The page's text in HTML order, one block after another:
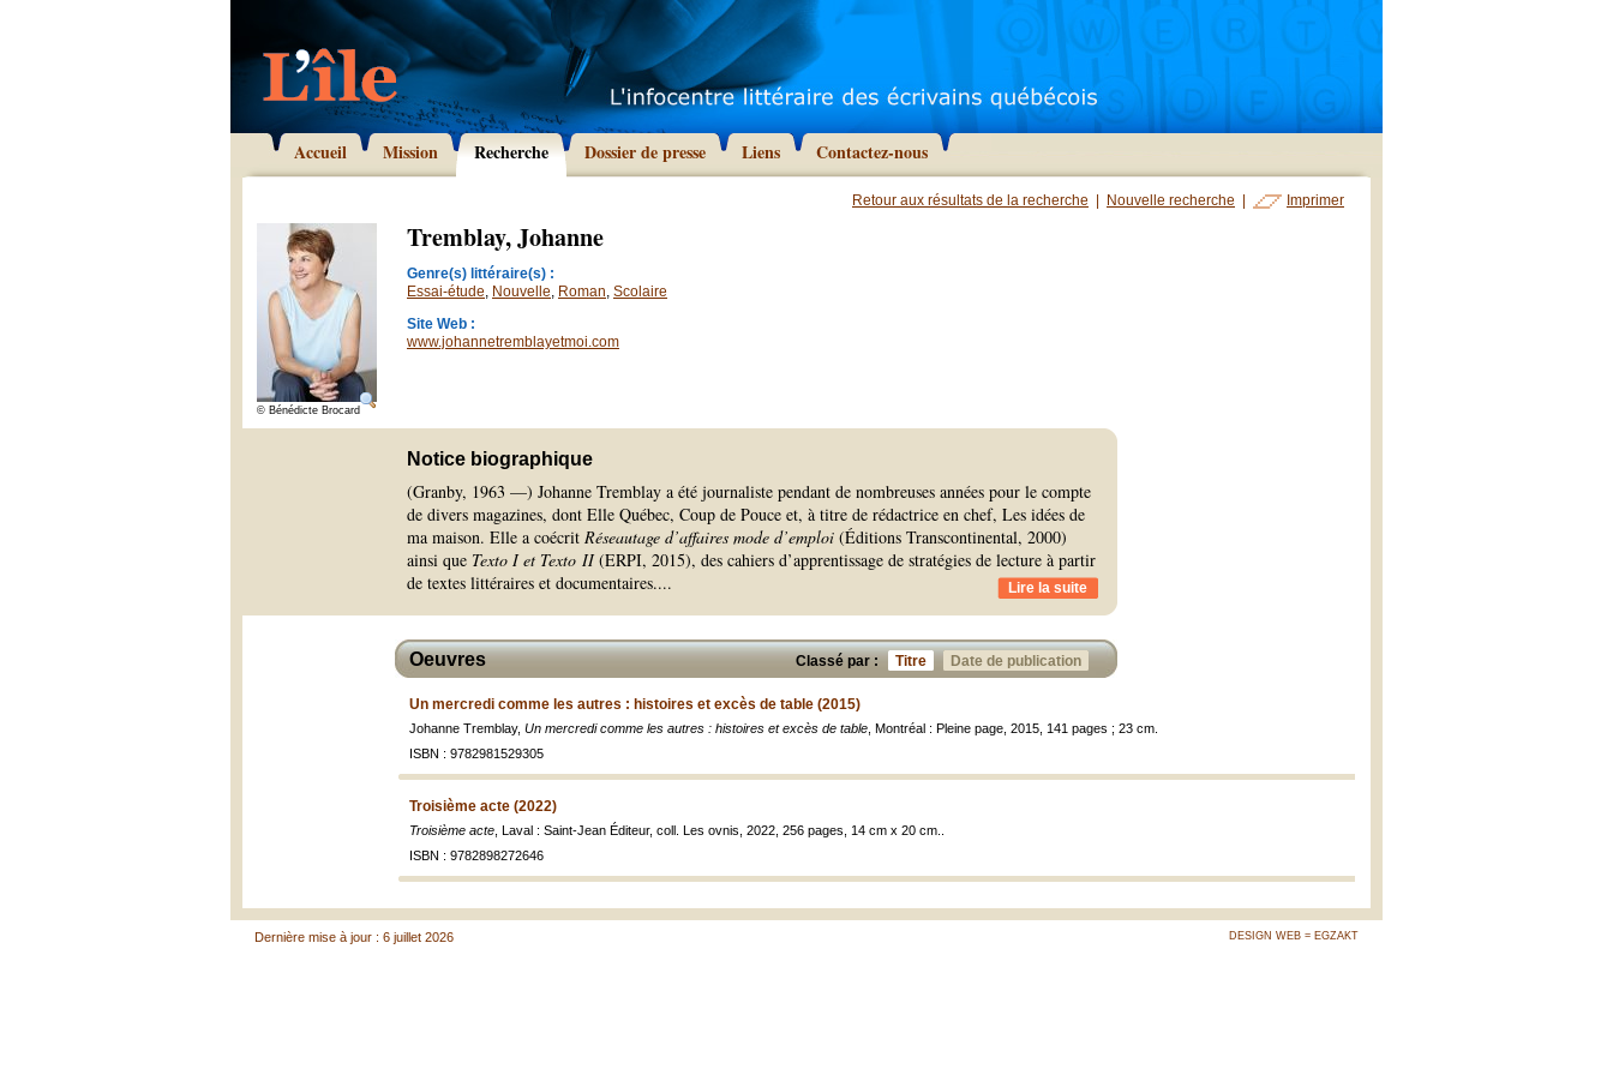
Accueil Mission Recherche Dossier de presse Liens Contactez-nous
Retour aux résultats de la recherche Nouvelle recherche Imprimer
© Bénédicte Brocard
Tremblay, Johanne
Genre(s) littéraire(s) :
Essai-étude, Nouvelle, Roman, Scolaire
Site Web :
www.johannetremblayetmoi.com
Notice biographique
(Granby, 1963 —) Johanne Tremblay a été journaliste pendant de nombreuses années pour le compte
de divers magazines, dont Elle Québec, Coup de Pouce et, à titre de rédactrice en chef, Les idées de
ma maison. Elle a coécrit Réseautage d’affaires mode d’emploi (Éditions Transcontinental, 2000)
ainsi que Texto I et Texto II(ERPI, 2015), des cahiers d’apprentissage de stratégies de lecture à partir
de textes littéraires et documentaires.... Lire la suite
Classé par : Titre Date de publication
Oeuvres
Un mercredi comme les autres : histoires et excès de table (2015)
Johanne Tremblay, Un mercredi comme les autres : histoires et excès de table , Montréal : Pleine page, 2015, 141 pages ; 23 cm.
ISBN : 9782981529305
Troisième acte (2022)
Troisième acte , Laval : Saint-Jean Éditeur, coll. Les ovnis, 2022, 256 pages, 14 cm x 20 cm..
ISBN : 9782898272646
DESIGN WEB = EGZAKT
Dernière mise à jour : 6 juillet 2026